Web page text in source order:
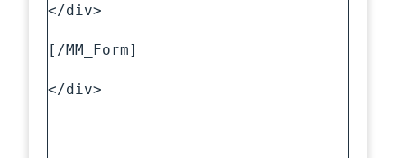
</div>
[/MM_Form]
</div>